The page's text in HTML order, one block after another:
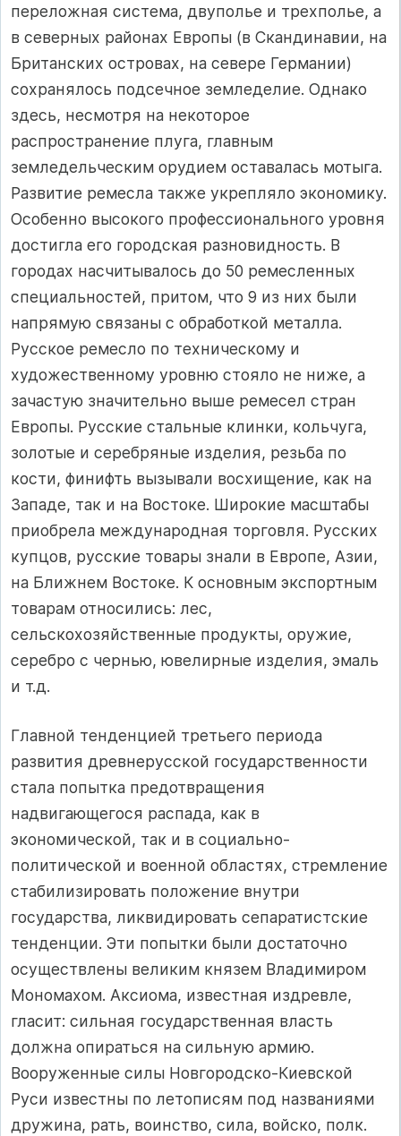
переложная система, двуполье и трехполье, а
в северных районах Европы (в Скандинавии, на
Британских островах, на севере Германии)
сохранялось подсечное земледелие. Однако
здесь, несмотря на некоторое
распространение плуга, главным
земледельческим орудием оставалась мотыга.
Развитие ремесла также укрепляло экономику.
Особенно высокого профессионального уровня
достигла его городская разновидность. В
городах насчитывалось до 50 ремесленных
специальностей, притом, что 9 из них были
напрямую связаны с обработкой металла.
Русское ремесло по техническому и
художественному уровню стояло не ниже, а
зачастую значительно выше ремесел стран
Европы. Русские стальные клинки, кольчуга,
золотые и серебряные изделия, резьба по
кости, финифть вызывали восхищение, как на
Западе, так и на Востоке. Широкие масштабы
приобрела международная торговля. Русских
купцов, русские товары знали в Европе, Азии,
на Ближнем Востоке. К основным экспортным
товарам относились: лес,
сельскохозяйственные продукты, оружие,
серебро с чернью, ювелирные изделия, эмаль
и т.д.
Главной тенденцией третьего периода
развития древнерусской государственности
стала попытка предотвращения
надвигающегося распада, как в
экономической, так и в социально-
политической и военной областях, стремление
стабилизировать положение внутри
государства, ликвидировать сепаратистские
тенденции. Эти попытки были достаточно
осуществлены великим князем Владимиром
Мономахом. Аксиома, известная издревле,
гласит: сильная государственная власть
должна опираться на сильную армию.
Вооруженные силы Новгородско-Киевской
Руси известны по летописям под названиями
дружина, рать, воинство, сила, войско, полк.